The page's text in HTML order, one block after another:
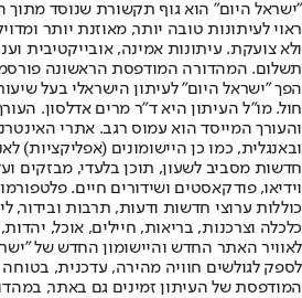
"ישראל היום" הוא גוף תקשורת שנוסד מתוך
ראוי לעיתונות טובה יותר, מאוזנת יותר
ולא צועקת. עיתונות אמינה, אובייקטיבית
הפך "ישראל היום" לעיתון הישראלי בעל
חול. מו"ל העיתון היא ד"ר מרים אדלסון.
והעורך המייסד הוא עמוס רגב. אתרי
חדשות מסביב לשעון, תוכן בלעדי, מבזקים
וידיאו, פודקאסטים ושידורים חיים.
כוללות ערוצי חדשות ודעות, תרבות ובידור,
לאוויר האתר החדש והיישומון החדש של
לספק לגולשים חוויה מהירה, עדכנית,
המודפסת של העיתון זמינים גם באתר,